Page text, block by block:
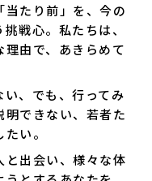
たり前」を、今の
戦心。私たちは、
由で、あきらめて
い、でも、行ってみ
できない、若者た
い。
出会い、様々な体